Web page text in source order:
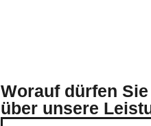
Worauf dürfen
über unsere